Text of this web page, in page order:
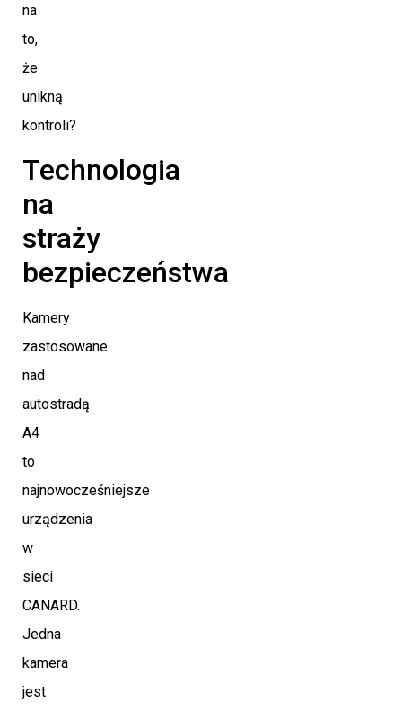
na
to,
że
unikną
kontroli?
Technologia
na
straży
bezpieczeństwa
Kamery
zastosowane
nad
autostradą
A4
to
najnowocześniejsze
urządzenia
w
sieci
CANARD.
Jedna
kamera
jest